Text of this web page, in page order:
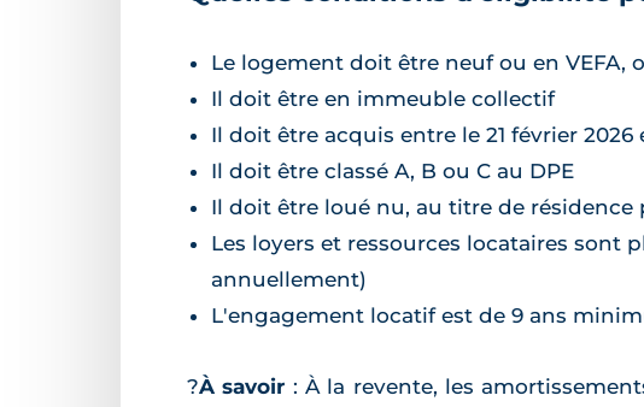
Le logement doit être neuf ou en VEFA,
Il doit être en immeuble collectif
Il doit être acquis entre le 21 février 2026
Il doit être classé A, B ou C au DPE
Il doit être loué nu, au titre de
Les loyers et ressources locataires sont
annuellement)
L'engagement locatif est de 9 ans
?À savoir : À la revente, les